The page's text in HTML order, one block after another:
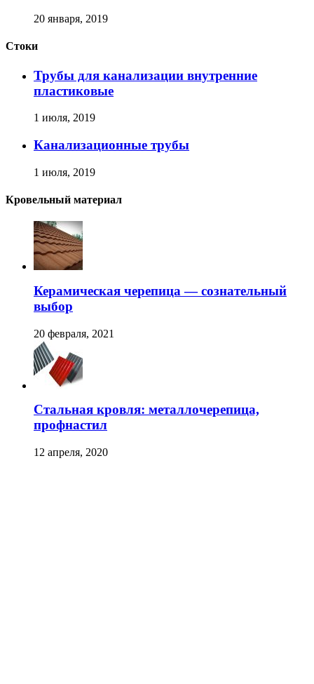
20 января, 2019
Стоки
Трубы для канализации внутренние
пластиковые
1 июля, 2019
Канализационные трубы
1 июля, 2019
Кровельный материал
Керамическая черепица — сознательный
выбор
20 февраля, 2021
Стальная кровля: металлочерепица,
профнастил
12 апреля, 2020